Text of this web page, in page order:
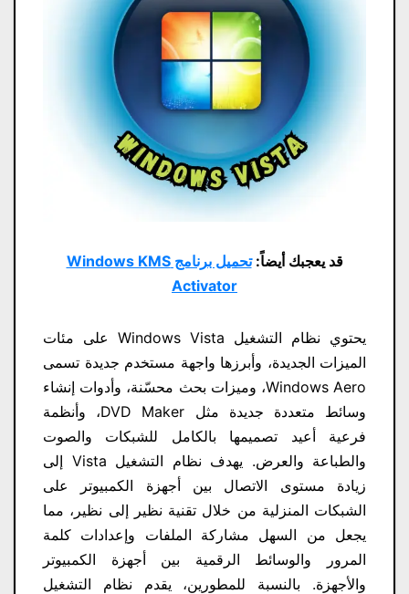
قد يعجبك أيضاً:
تحميل برنامج Windows KMS
Activator
يحتوي نظام التشغيل Windows Vista على مئات
الميزات الجديدة، وأبرزها واجهة مستخدم جديدة تسمى
Windows Aero، وميزات بحث محسّنة، وأدوات إنشاء
وسائط متعددة جديدة مثل DVD Maker، وأنظمة
فرعية أعيد تصميمها بالكامل للشبكات والصوت
والطباعة والعرض. يهدف نظام التشغيل Vista إلى
زيادة مستوى الاتصال بين أجهزة الكمبيوتر على
الشبكات المنزلية من خلال تقنية نظير إلى نظير، مما
يجعل من السهل مشاركة الملفات وإعدادات كلمة
المرور والوسائط الرقمية بين أجهزة الكمبيوتر
والأجهزة. بالنسبة للمطورين، يقدم نظام التشغيل